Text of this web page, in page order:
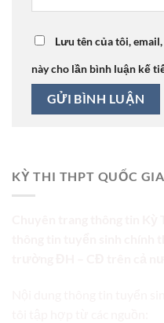
Lưu tên của tôi,
này cho lần bình luận kế
KỲ THI THPT QUỐC GIA